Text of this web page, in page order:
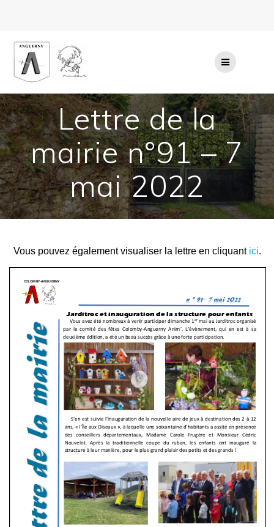
Lettre de la
mairie n°91 – 7
mai 2022
Vous pouvez également visualiser la lettre en cliquant ici.